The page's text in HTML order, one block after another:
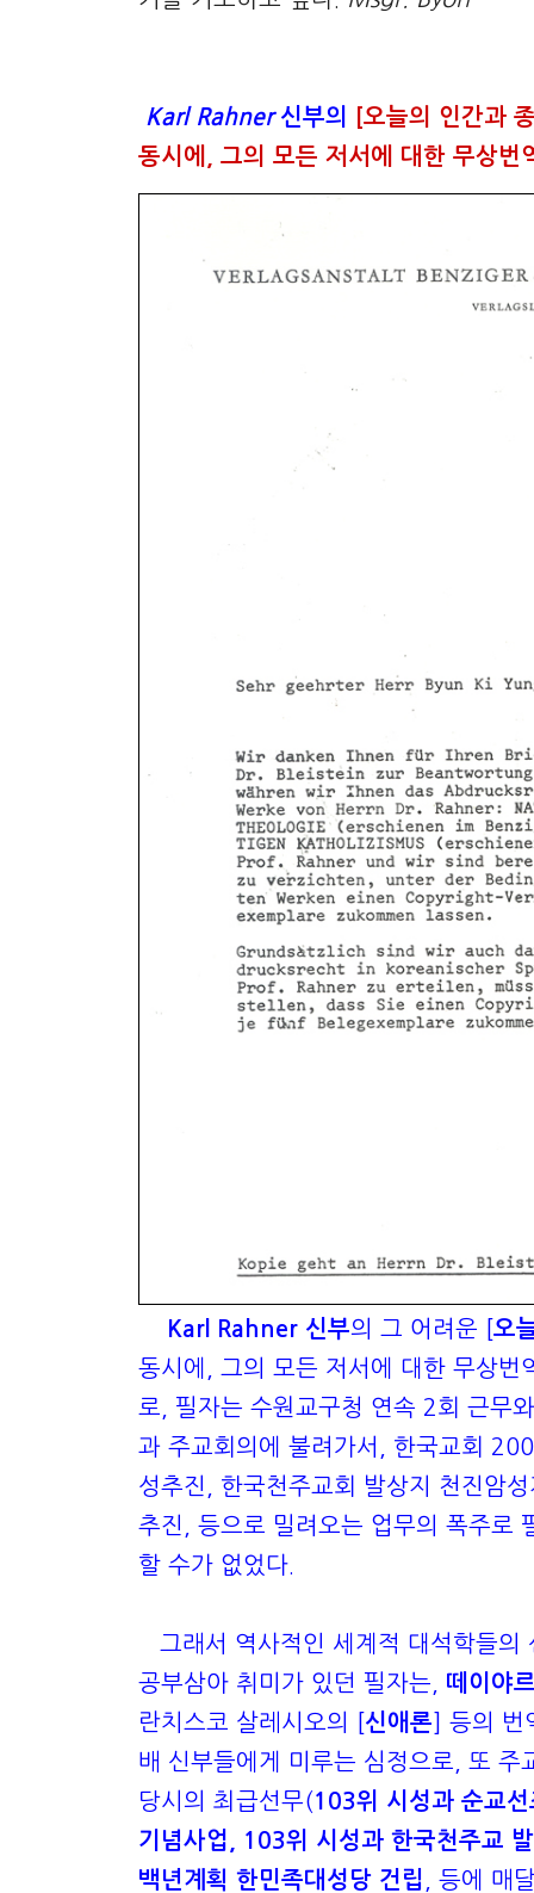
Karl Rahner 신부의
[오늘의 인간과
동시에, 그의 모든 저서에 대한 무상번
Karl Rahner 신부의 그 어려운 [ 오
동시에, 그의 모든 저서에 대한 무상
로, 필자는 수원교구청 연속 2회 근무
과 주교회의에 불려가서, 한국교회
성추진, 한국천주교회 발상지 천진암
추진, 등으로 밀려오는 업무의 폭주로
할 수가 없었다
그래서 역사적인 세계적 대석학들의
공부삼아 취미가 있던 필자는, 떼이야
란치스코 살레시오의 [ 신애론 ] 등의
배 신부들에게 미루는 심정으로, 또
당시의 최급선무( 103위 시성과 순교
기념사업, 103위 시성과 한국천주교
백년계획 한민족대성당 건립
, 등에 매